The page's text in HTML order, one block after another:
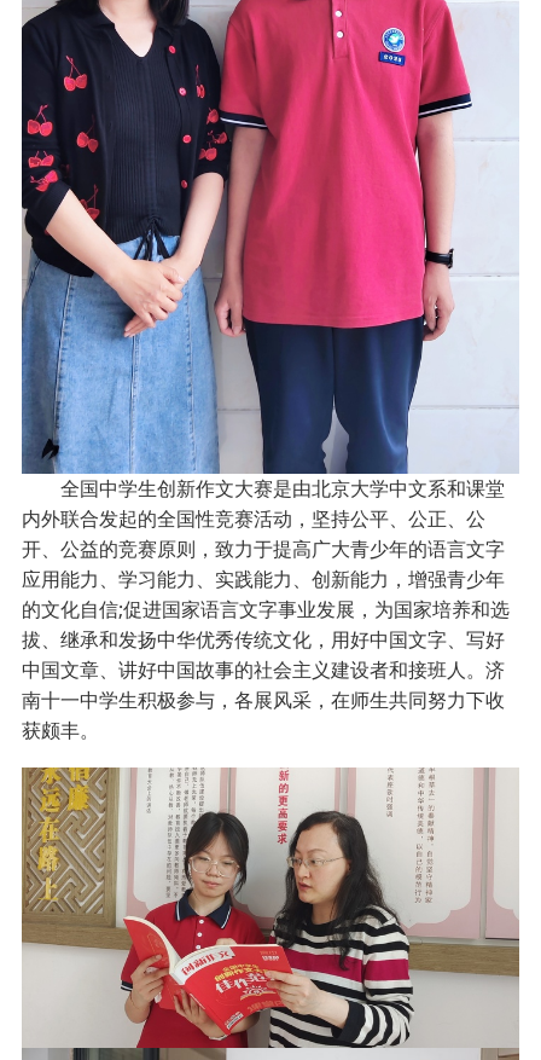
全国中学生创新作文大赛是由北京大学中文系和课堂
内外联合发起的全国性竞赛活动，坚持公平、公正、公
开、公益的竞赛原则，致力于提高广大青少年的语言文字
应用能力、学习能力、实践能力、创新能力，增强青少年
的文化自信;促进国家语言文字事业发展，为国家培养和选
拔、继承和发扬中华优秀传统文化，用好中国文字、写好
中国文章、讲好中国故事的社会主义建设者和接班人。济
南十一中学生积极参与，各展风采，在师生共同努力下收
获颇丰。